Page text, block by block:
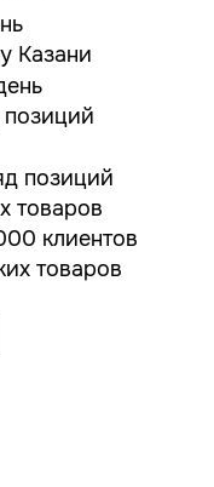
Казани
товаров
клиентов